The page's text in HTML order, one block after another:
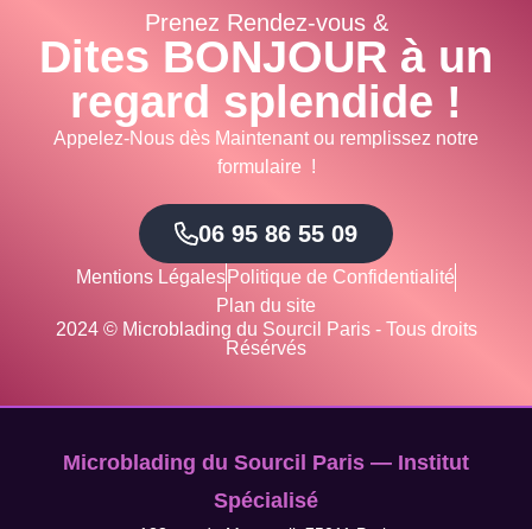
Prenez Rendez-vous &
Dites BONJOUR à un
regard splendide !
Appelez-Nous dès Maintenant ou remplissez notre
formulaire !
06 95 86 55 09
Mentions LégalesPolitique de Confidentialité
Plan du site
2024 © Microblading du Sourcil Paris - Tous droits
Résérvés
Microblading du Sourcil Paris — Institut
Spécialisé